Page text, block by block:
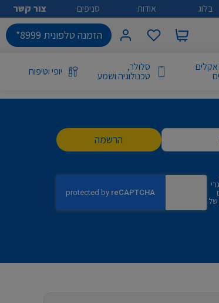
בלוג אודות סניפים צור קשר
הזמנה טלפונית 8999*
אקלים סלולר,
טכנולוגיה ושמע יופי וטיפוח
הרשמה
של